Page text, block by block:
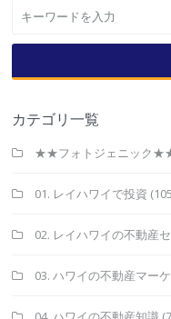
カテゴリ一覧
★★フォトジェニック★★
01. レイハワイで投資
02. レイハワイの不動産
03. ハワイの不動産マー